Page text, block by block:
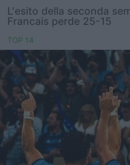
Nazionali giovanili
Rugby Sevens
FIR
Internazionale
6 Nazioni
United Rugby
Top14
Premiership
L'esito della seconda
Francais perde 25-15
TOP 14